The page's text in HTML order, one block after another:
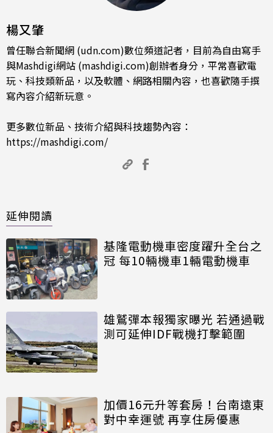
楊又肇
曾任聯合新聞網 (udn.com)數位頻道記者，目前為自由寫手
與Mashdigi網站 (mashdigi.com)創辦者身分，平常喜歡電
玩、科技類新品，以及軟體、網路相關內容，也喜歡隨手撰
寫內容介紹新玩意。
更多數位新品、技術介紹與科技趨勢內容：
https://mashdigi.com/
延伸閱讀
基隆電動機車密度躍升全台之
冠 每10輛機車1輛電動機車
雄鷲彈本報獨家曝光 若通過戰
測可延伸IDF戰機打擊範圍
加價16元升等套房！台南遠東
對中幸運號 再享住房優惠